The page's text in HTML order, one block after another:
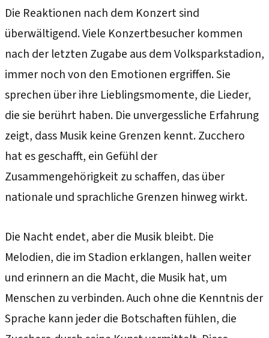
Die Reaktionen nach dem Konzert sind
überwältigend. Viele Konzertbesucher kommen
nach der letzten Zugabe aus dem Volksparkstadion,
immer noch von den Emotionen ergriffen. Sie
sprechen über ihre Lieblingsmomente, die Lieder,
die sie berührt haben. Die unvergessliche Erfahrung
zeigt, dass Musik keine Grenzen kennt. Zucchero
hat es geschafft, ein Gefühl der
Zusammengehörigkeit zu schaffen, das über
nationale und sprachliche Grenzen hinweg wirkt.
Die Nacht endet, aber die Musik bleibt. Die
Melodien, die im Stadion erklangen, hallen weiter
und erinnern an die Macht, die Musik hat, um
Menschen zu verbinden. Auch ohne die Kenntnis der
Sprache kann jeder die Botschaften fühlen, die